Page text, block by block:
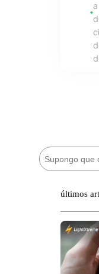
B
u
últimos